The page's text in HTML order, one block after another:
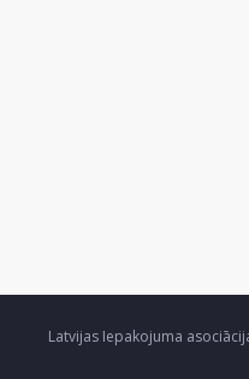
Latvijas Iepakojuma